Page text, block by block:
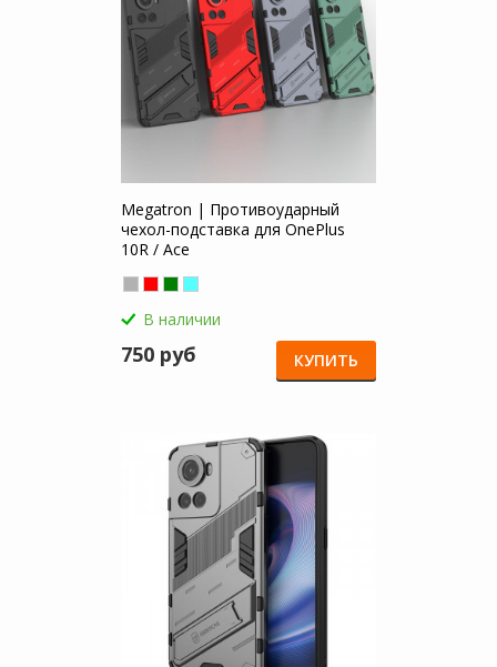
Megatron | Противоударный
чехол-подставка для OnePlus
10R / Ace
В наличии
750 руб КУПИТЬ